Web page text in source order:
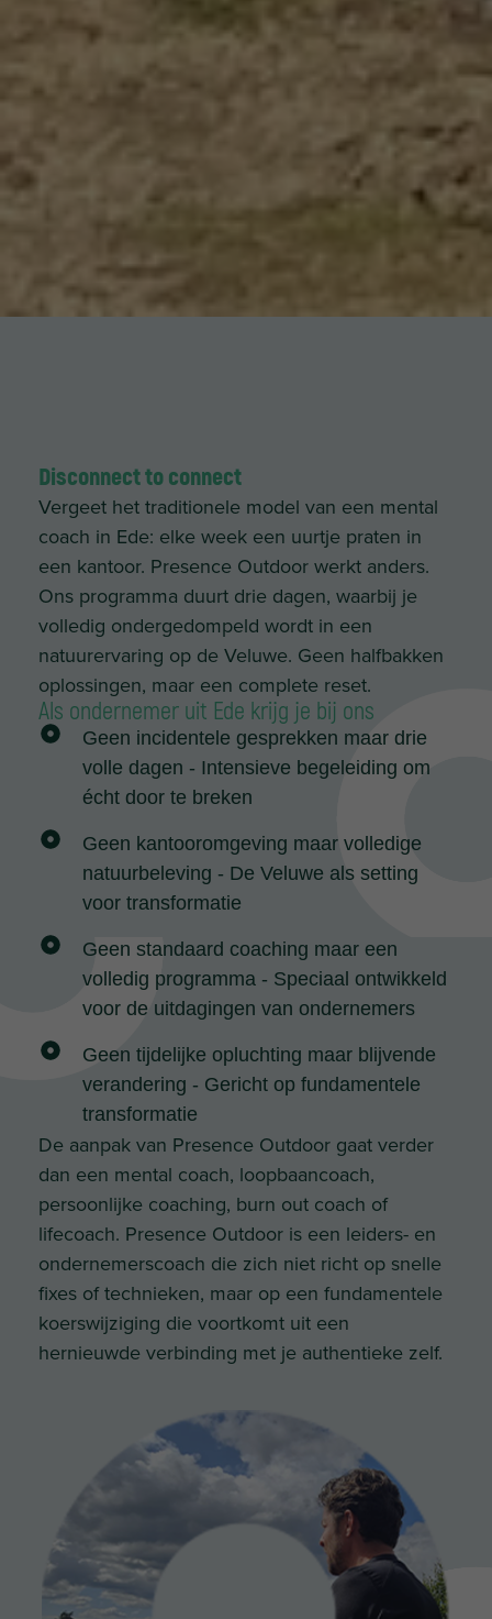
Disconnect to connect
Vergeet het traditionele model van een mental
coach in Ede: elke week een uurtje praten in
een kantoor. Presence Outdoor werkt anders.
Ons programma duurt drie dagen, waarbij je
volledig ondergedompeld wordt in een
natuurervaring op de Veluwe. Geen halfbakken
oplossingen, maar een complete reset.
Als ondernemer uit Ede krijg je bij ons
Geen incidentele gesprekken maar drie
volle dagen - Intensieve begeleiding om
écht door te breken
Geen kantooromgeving maar volledige
natuurbeleving - De Veluwe als setting
voor transformatie
Geen standaard coaching maar een
volledig programma - Speciaal ontwikkeld
voor de uitdagingen van ondernemers
Geen tijdelijke opluchting maar blijvende
verandering - Gericht op fundamentele
transformatie
De aanpak van Presence Outdoor gaat verder
dan een mental coach, loopbaancoach,
persoonlijke coaching, burn out coach of
lifecoach. Presence Outdoor is een leiders- en
ondernemerscoach die zich niet richt op snelle
fixes of technieken, maar op een fundamentele
koerswijziging die voortkomt uit een
hernieuwde verbinding met je authentieke zelf.